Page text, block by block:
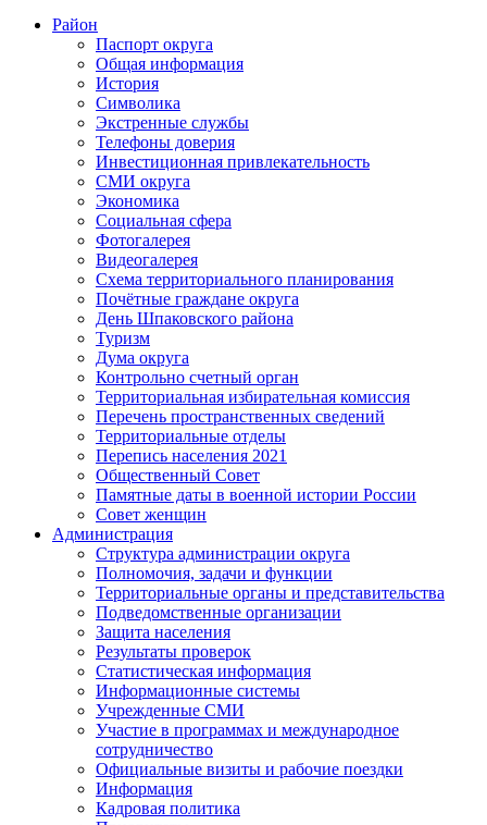
Район
Паспорт округа
Общая информация
История
Символика
Экстренные службы
Телефоны доверия
Инвестиционная привлекательность
СМИ округа
Экономика
Социальная сфера
Фотогалерея
Видеогалерея
Схема территориального планирования
Почётные граждане округа
День Шпаковского района
Туризм
Дума округа
Контрольно счетный орган
Территориальная избирательная комиссия
Перечень пространственных сведений
Территориальные отделы
Перепись населения 2021
Общественный Совет
Памятные даты в военной истории России
Совет женщин
Администрация
Структура администрации округа
Полномочия, задачи и функции
Территориальные органы и представительства
Подведомственные организации
Защита населения
Результаты проверок
Статистическая информация
Информационные системы
Учрежденные СМИ
Участие в программах и международное
сотрудничество
Официальные визиты и рабочие поездки
Информация
Кадровая политика